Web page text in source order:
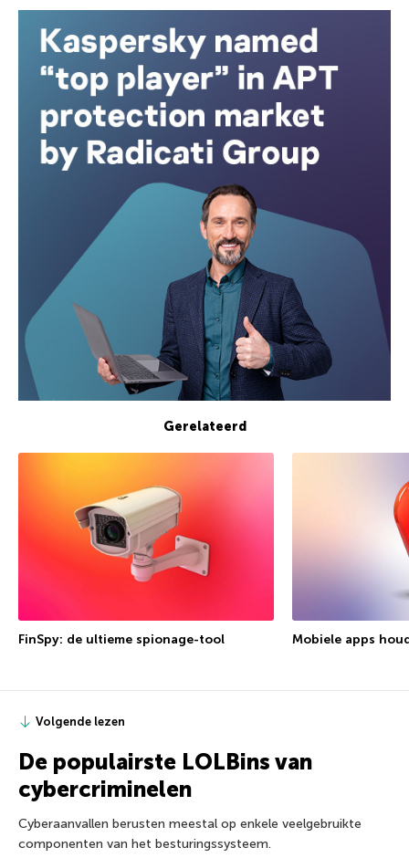
Gerelateerd
FinSpy: de ultieme spionage-tool Mobiele apps
Volgende lezen
De populairste LOLBins van
cybercriminelen
Cyberaanvallen berusten meestal op enkele veelgebruikte
componenten van het besturingssysteem.